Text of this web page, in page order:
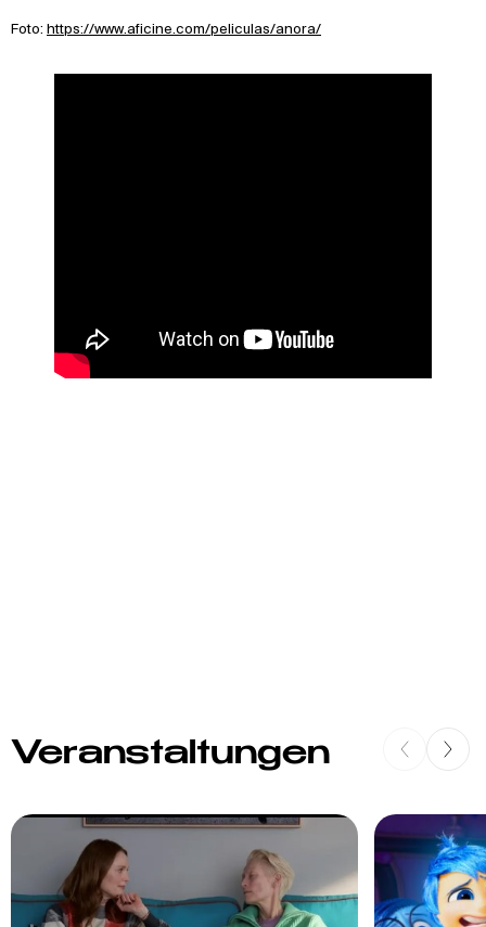
Foto: https://www.aficine.com/peliculas/anora/
Veranstaltungen